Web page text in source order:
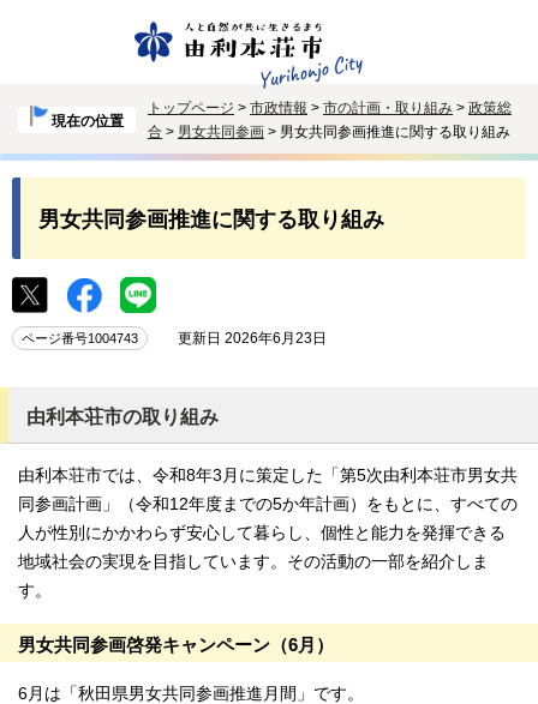
現在の位置
トップページ > 市政情報 > 市の計画・取り組み > 政策総
合 > 男女共同参画 > 男女共同参画推進に関する取り組み
男女共同参画推進に関する取り組み
ページ番号1004743 更新日 2026年6月23日
由利本荘市の取り組み
由利本荘市では、令和8年3月に策定した「第5次由利本荘市男女共
同参画計画」（令和12年度までの5か年計画）をもとに、すべての
人が性別にかかわらず安心して暮らし、個性と能力を発揮できる
地域社会の実現を目指しています。その活動の一部を紹介しま
す。
男女共同参画啓発キャンペーン（6月）
6月は「秋田県男女共同参画推進月間」です。